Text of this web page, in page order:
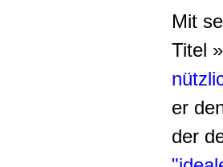
Mit
Titel
er
der